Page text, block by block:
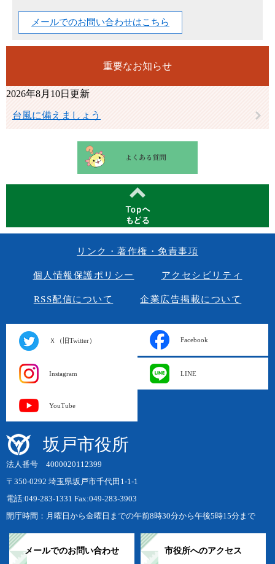
メールでのお問い合わせはこちら
重要なお知らせ
2026年8月10日更新
台風に備えましょう
リンク・著作権・免責事項
個人情報保護ポリシー アクセシビリティ
RSS配信について 企業広告掲載について
Ｘ（旧Twitter） Facebook
Instagram LINE
YouTube
坂戸市役所
法人番号 4000020112399
〒350-0292 埼玉県坂戸市千代田1-1-1
電話:049-283-1331 Fax:049-283-3903
開庁時間：月曜日から金曜日までの午前8時30分から午後5時15分まで
メールでのお問い合わせ 市役所へのアクセス